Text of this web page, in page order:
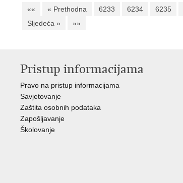
«« « Prethodna 6233 6234 6235
Sljedeća »
»»
Pristup informacijama
Pravo na pristup informacijama
Savjetovanje
Zaštita osobnih podataka
Zapošljavanje
Školovanje